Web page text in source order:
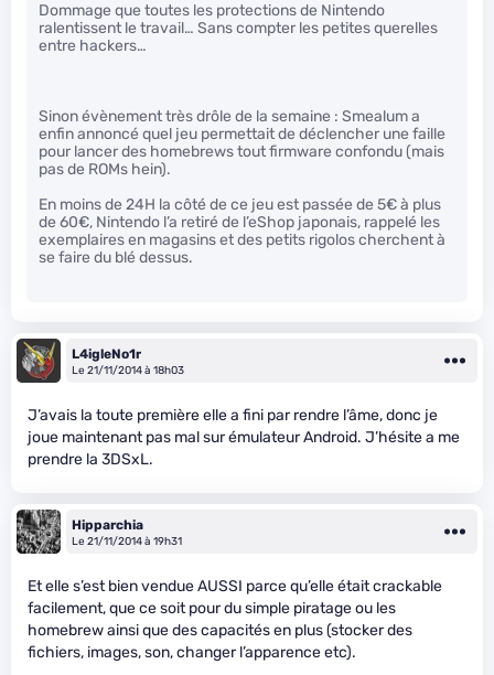
Dommage que toutes les protections de Nintendo
ralentissent le travail… Sans compter les petites querelles
entre hackers…
Sinon évènement très drôle de la semaine : Smealum a
enfin annoncé quel jeu permettait de déclencher une faille
pour lancer des homebrews tout firmware confondu (mais
pas de ROMs hein).
En moins de 24H la côté de ce jeu est passée de 5€ à plus
de 60€, Nintendo l’a retiré de l’eShop japonais, rappelé les
exemplaires en magasins et des petits rigolos cherchent à
se faire du blé dessus.
L4igleNo1r
Le 21/11/2014 à 18h03
J’avais la toute première elle a fini par rendre l’âme, donc je
joue maintenant pas mal sur émulateur Android. J’hésite a me
prendre la 3DSxL.
Hipparchia
Le 21/11/2014 à 19h31
Et elle s’est bien vendue AUSSI parce qu’elle était crackable
facilement, que ce soit pour du simple piratage ou les
homebrew ainsi que des capacités en plus (stocker des
fichiers, images, son, changer l’apparence etc).